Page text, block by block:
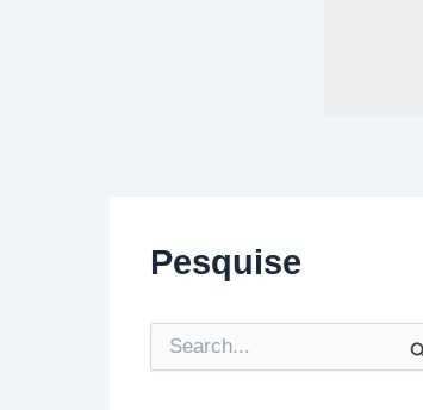
Pesquise
e